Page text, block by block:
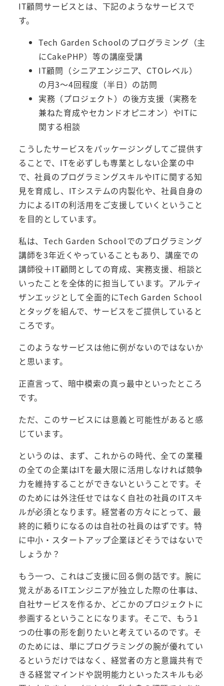
IT顧問サービスとは、下記のようなサービスで
す。
Tech Garden Schoolのプログラミング（主
にCakePHP）等の講座受講
IT顧問（シニアエンジニア、CTOレベル）
の月3～4回程度（半日）の訪問
実務（プロジェクト）の後方支援（実務を
兼ねた育成やセカンドオピニオン）やITに
関する相談
こうしたサービスをパッケージングしてご提供す
ることで、ITを必ずしも専業としない企業の中
で、社員のプログラミングスキルやITに関する知
見を育成し、ITシステムの内製化や、社員自身の
力によるITの利活用をご支援していくということ
を目的としています。
私は、Tech Garden Schoolでのプログラミング
講師を3年近くやっていることもあり、講座での
講師役＋IT顧問としての育成、実務支援、相談と
いったことを全体的に担当しています。アルティ
ザンエッジとして全面的にTech Garden School
とタッグを組んで、サービスをご提供していると
ころです。
このようなサービスは他に例がないのではないか
と思います。
正直言って、暗中模索の真っ最中といったところ
です。
ただ、このサービスには意義と可能性があると感
じています。
というのは、まず、これからの時代、全ての業種
の全ての企業はITを最大限に活用しなければ競争
力を維持することができないということです。そ
のためには外注任せではなく自社の社員のITスキ
ルが必須となります。経営者の方々にとって、最
終的に頼りになるのは自社の社員のはずです。特
に中小・スタートアップ企業ほどそうではないで
しょうか？
もう一つ、これはご支援に回る側の話です。腕に
覚えがあるITエンジニアが独立した際の仕事は、
自社サービスを作るか、どこかのプロジェクトに
参画するということになります。そこで、もう1
つの仕事の形を創りたいと考えているのです。そ
のためには、単にプログラミングの腕が優れてい
るというだけではなく、経営者の方と意識共有で
きる経営マインドや説明能力といったスキルも必